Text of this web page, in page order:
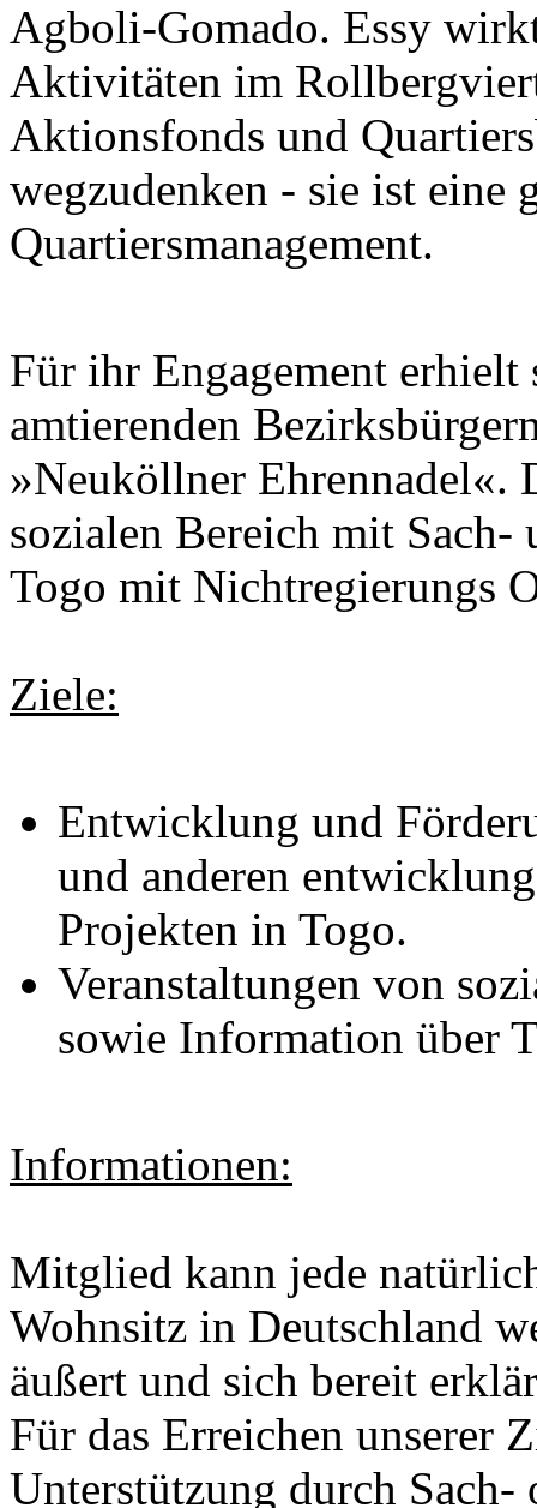
Agboli-Gomado. Essy
Aktivitäten im
Aktionsfonds und
wegzudenken - sie ist eine
Quartiersmanagement.
Für ihr Engagement erhielt
amtierenden
»Neuköllner Ehrennadel«.
sozialen Bereich mit Sach-
Togo mit Nichtregierungs
Ziele:
Entwicklung und
und anderen
Projekten in Togo.
Veranstaltungen von
sowie Information über
Informationen:
Mitglied kann jede
Wohnsitz in Deutschland
äußert und sich bereit
Für das Erreichen unserer
Unterstützung durch Sach-